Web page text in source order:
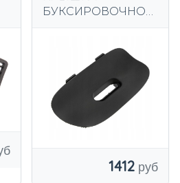
БУКСИРОВОЧНОГ
1412